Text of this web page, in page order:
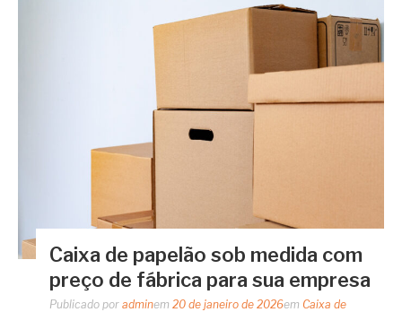
Caixa de papelão sob medida com
preço de fábrica para sua empresa
Publicado por adminem 20 de janeiro de 2026em Caixa de